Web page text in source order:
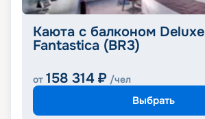
Каюта с балконом Deluxe
Fantastica (BR3)
от 158 314 ₽ /чел
Выбрать